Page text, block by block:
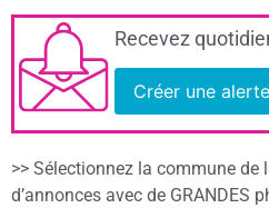
Recevez
Créer une alerte
>> Sélectionnez la commune
d’annonces avec de